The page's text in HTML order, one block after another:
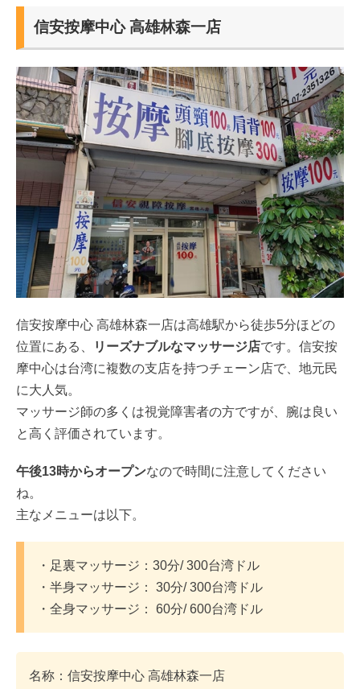
信安按摩中心 高雄林森一店
信安按摩中心 高雄林森一店は高雄駅から徒歩5分ほどの
位置にある、
リーズナブルなマッサージ店です。信安按
摩中心は台湾に複数の支店を持つチェーン店で、地元民
に大人気。
マッサージ師の多くは視覚障害者の方ですが、腕は良い
と高く評価されています。
午後13時からオープンなので時間に注意してください
ね。
主なメニューは以下。
・足裏マッサージ：30分/ 300台湾ドル
・半身マッサージ： 30分/ 300台湾ドル
・全身マッサージ： 60分/ 600台湾ドル
名称：信安按摩中心 高雄林森一店